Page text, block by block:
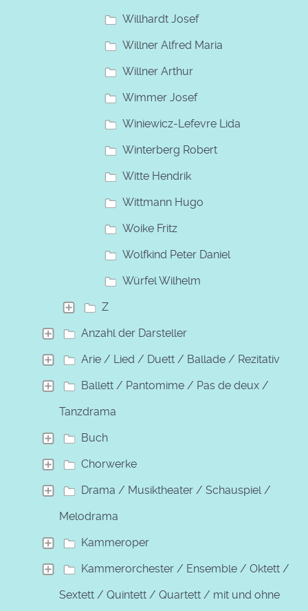
Willhardt Josef
Willner Alfred Maria
Willner Arthur
Wimmer Josef
Winiewicz-Lefevre Lida
Winterberg Robert
Witte Hendrik
Wittmann Hugo
Woike Fritz
Wolfkind Peter Daniel
Würfel Wilhelm
Z
Anzahl der Darsteller
Arie / Lied / Duett / Ballade / Rezitativ
Ballett / Pantomime / Pas de deux /
Tanzdrama
Buch
Chorwerke
Drama / Musiktheater / Schauspiel /
Melodrama
Kammeroper
Kammerorchester / Ensemble / Oktett /
Sextett / Quintett / Quartett / mit und ohne